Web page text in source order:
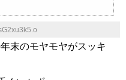
末のモヤモヤがスッキ